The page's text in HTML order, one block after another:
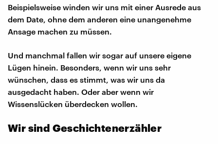
Beispielsweise winden wir uns mit einer Ausrede aus
dem Date, ohne dem anderen eine unangenehme
Ansage machen zu müssen.
Und manchmal fallen wir sogar auf unsere eigene
Lügen hinein. Besonders, wenn wir uns sehr
wünschen, dass es stimmt, was wir uns da
ausgedacht haben. Oder aber wenn wir
Wissenslücken überdecken wollen.
Wir sind Geschichtenerzähler